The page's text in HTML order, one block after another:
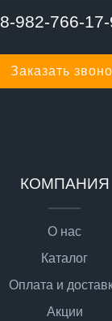
8-982-766-
Заказать
КОМПАНИЯ
О нас
Каталог
Оплата и
Акции